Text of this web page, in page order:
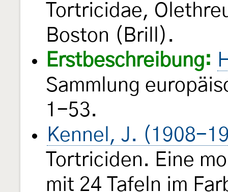
Tortricidae,
Boston (Brill).
Erstbeschreibung:
Sammlung
1-53.
Kennel, J. (1908-
Tortriciden. Eine
mit 24 Tafeln im